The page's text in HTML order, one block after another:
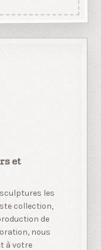
et
les
collection,
de
nous
à votre